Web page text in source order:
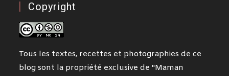
Copyright
Tous les textes, recettes et photographies de ce
blog sont la propriété exclusive de "Maman